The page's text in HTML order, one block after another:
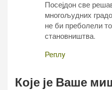
Посејдон све
многољудних
не би преболели
становништва.
Реплy
Које је Ваше